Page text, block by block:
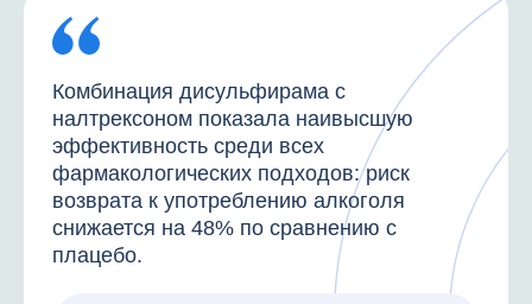
Комбинация дисульфирама с
налтрексоном показала наивысшую
эффективность среди всех
фармакологических подходов: риск
возврата к употреблению алкоголя
снижается на 48% по сравнению с
плацебо.